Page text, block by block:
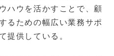
ハウを活かすことで、顧
るための幅広い業務サポ
提供している。